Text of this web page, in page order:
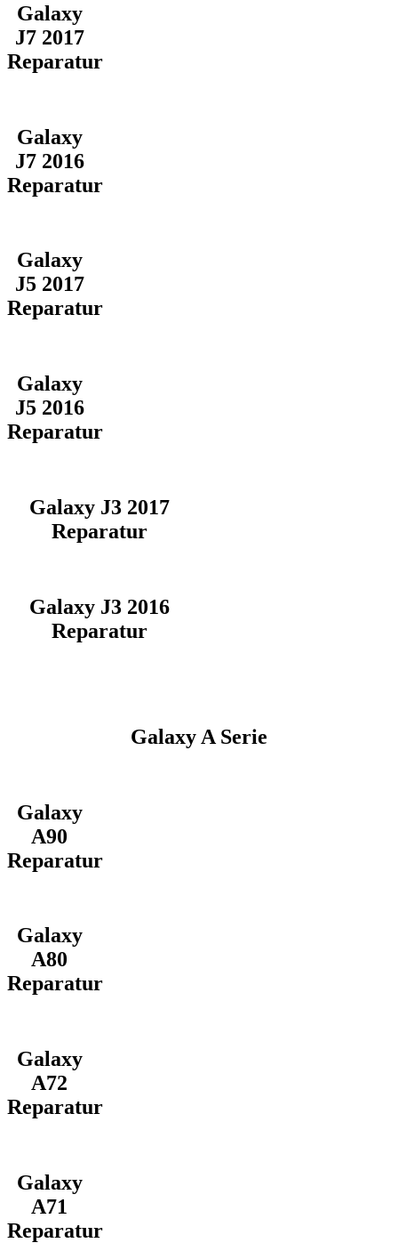
Galaxy
J7 2017
Reparatur
Galaxy
J7 2016
Reparatur
Galaxy
J5 2017
Reparatur
Galaxy
J5 2016
Reparatur
Galaxy J3 2017
Reparatur
Galaxy J3 2016
Reparatur
Galaxy A Serie
Galaxy
A90
Reparatur
Galaxy
A80
Reparatur
Galaxy
A72
Reparatur
Galaxy
A71
Reparatur